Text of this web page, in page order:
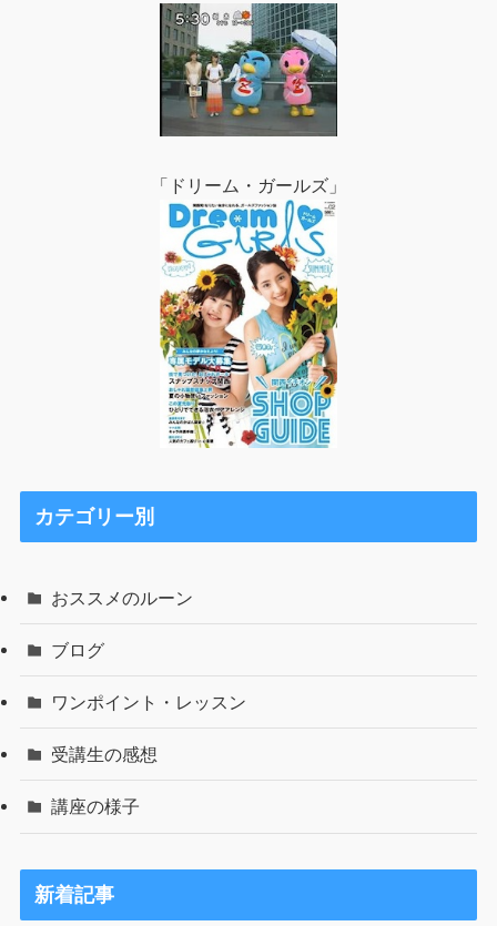
「ドリーム・ガールズ」
カテゴリー別
おススメのルーン
ブログ
ワンポイント・レッスン
受講生の感想
講座の様子
新着記事